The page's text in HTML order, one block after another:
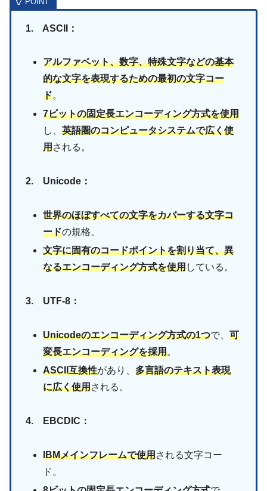
1. ASCII：
アルファベット、数字、特殊文字などの基本
的な文字を表現するための最初の文字コー
ド。
7ビットの固定長エンコーディング方式を使用
し、英語圏のコンピュータシステムで広く使
用される。
2. Unicode：
世界のほぼすべての文字をカバーする文字コ
ードの規格。
文字に固有のコードポイントを割り当て、異
なるエンコーディング方式を使用している。
3. UTF-8：
Unicodeのエンコーディング方式の1つで、可
変長エンコーディングを採用。
ASCII互換性があり、多言語のテキスト表現
に広く使用される。
4. EBCDIC：
IBMメインフレームで使用される文字コー
ド。